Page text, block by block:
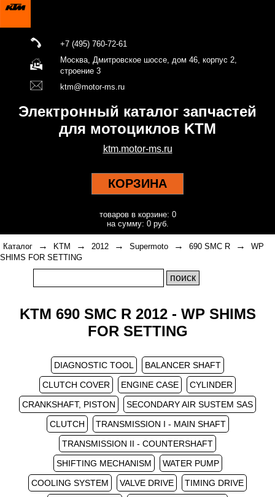
+7 (495) 760-72-61
Москва, Дмитровское шоссе, дом 46, корпус 2,
строение 3
ktm@motor-ms.ru
Электронный каталог запчастей
для мотоциклов KTM
ktm.motor-ms.ru
КОРЗИНА
товаров в корзине: 0
на сумму: 0 руб.
Каталог → KTM → 2012 → Supermoto → 690 SMC R →
WP
SHIMS FOR SETTING
KTM 690 SMC R 2012 - WP SHIMS
FOR SETTING
DIAGNOSTIC TOOL
BALANCER SHAFT
CLUTCH COVER
ENGINE CASE
CYLINDER
CRANKSHAFT, PISTON
SECONDARY AIR SUSTEM SAS
CLUTCH
TRANSMISSION I - MAIN SHAFT
TRANSMISSION II - COUNTERSHAFT
SHIFTING MECHANISM
WATER PUMP
COOLING SYSTEM
VALVE DRIVE
TIMING DRIVE